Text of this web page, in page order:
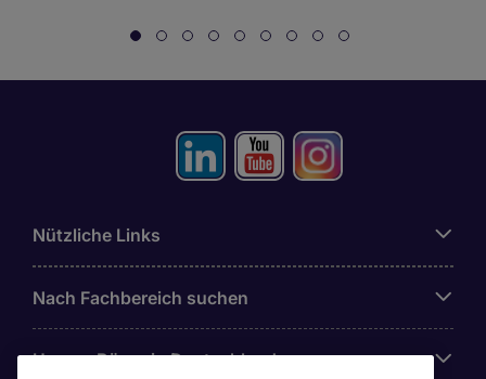
Nützliche Links
Nach Fachbereich suchen
Unsere Büros in Deutschland